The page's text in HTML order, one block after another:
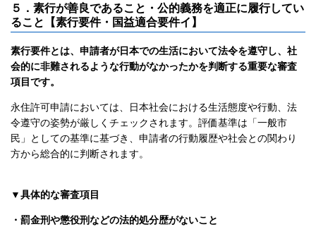
５．素行が善良であること・公的義務を適正に履行してい
ること【素行要件・国益適合要件イ】
素行要件とは、申請者が日本での生活において法令を遵守し、社
会的に非難されるような行動がなかったかを判断する重要な審査
項目です。
永住許可申請においては、日本社会における生活態度や行動、法
令遵守の姿勢が厳しくチェックされます。評価基準は「一般市
民」としての基準に基づき、申請者の行動履歴や社会との関わり
方から総合的に判断されます。
▼具体的な審査項目
・罰金刑や懲役刑などの法的処分歴がないこと